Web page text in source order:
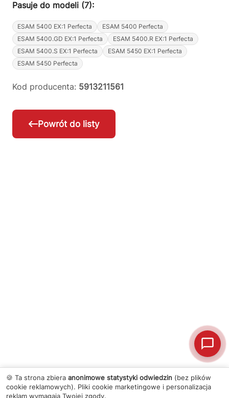
Pasuje do modeli (7):
ESAM 5400 EX:1 Perfecta
ESAM 5400 Perfecta
ESAM 5400.GD EX:1 Perfecta
ESAM 5400.R EX:1 Perfecta
ESAM 5400.S EX:1 Perfecta
ESAM 5450 EX:1 Perfecta
ESAM 5450 Perfecta
Kod producenta: 5913211561
Powrót do listy
🍪 Ta strona zbiera anonimowe statystyki odwiedzin (bez plików
cookie reklamowych). Pliki cookie marketingowe i personalizacja
reklam wymagają Twojej zgody.